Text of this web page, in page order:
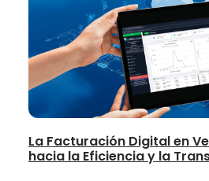
La Facturación Digital en
hacia la Eficiencia y la